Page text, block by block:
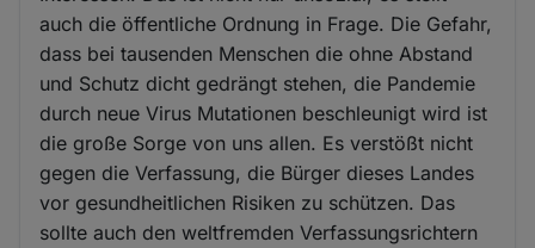
auch die öffentliche Ordnung in Frage. Die Gefahr,
dass bei tausenden Menschen die ohne Abstand
und Schutz dicht gedrängt stehen, die Pandemie
durch neue Virus Mutationen beschleunigt wird ist
die große Sorge von uns allen. Es verstößt nicht
gegen die Verfassung, die Bürger dieses Landes
vor gesundheitlichen Risiken zu schützen. Das
sollte auch den weltfremden Verfassungsrichtern